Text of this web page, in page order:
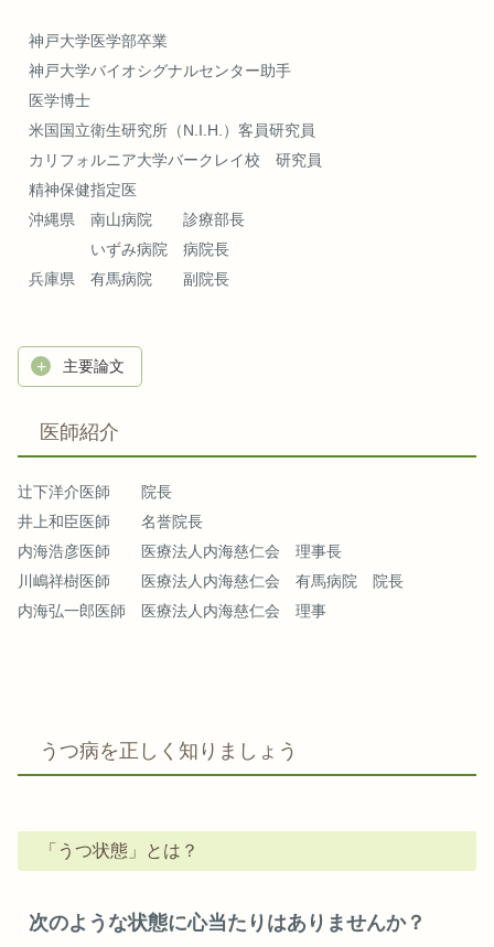
神戸大学医学部卒業
神戸大学バイオシグナルセンター助手
医学博士
米国国立衛生研究所（N.I.H.）客員研究員
カリフォルニア大学バークレイ校 研究員
精神保健指定医
沖縄県 南山病院 診療部長
いずみ病院 病院長
兵庫県 有馬病院 副院長
主要論文
医師紹介
辻下洋介医師 院長
井上和臣医師 名誉院長
内海浩彦医師 医療法人内海慈仁会 理事長
川嶋祥樹医師 医療法人内海慈仁会 有馬病院 院長
内海弘一郎医師 医療法人内海慈仁会 理事
うつ病を正しく知りましょう
「うつ状態」とは？
次のような状態に心当たりはありませんか？